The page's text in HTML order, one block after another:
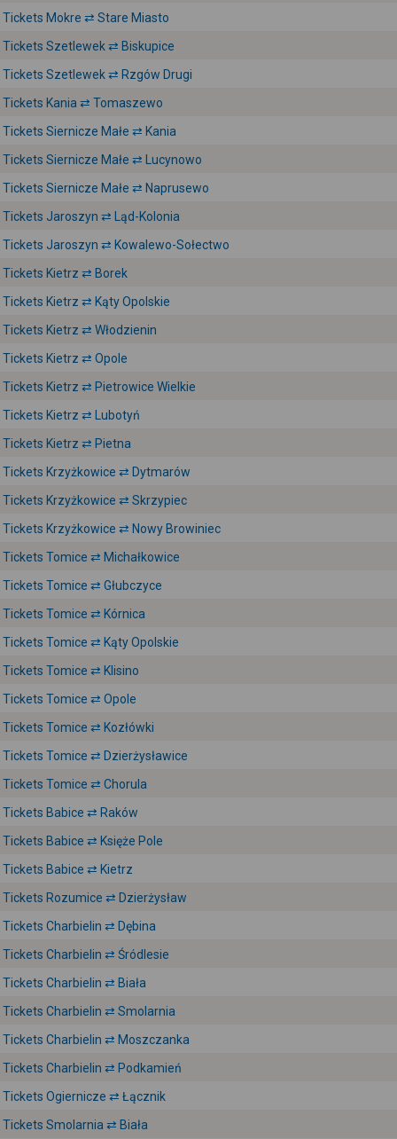
Tickets Mokre ⇄ Stare Miasto
Tickets Szetlewek ⇄ Biskupice
Tickets Szetlewek ⇄ Rzgów Drugi
Tickets Kania ⇄ Tomaszewo
Tickets Siernicze Małe ⇄ Kania
Tickets Siernicze Małe ⇄ Lucynowo
Tickets Siernicze Małe ⇄ Naprusewo
Tickets Jaroszyn ⇄ Ląd-Kolonia
Tickets Jaroszyn ⇄ Kowalewo-Sołectwo
Tickets Kietrz ⇄ Borek
Tickets Kietrz ⇄ Kąty Opolskie
Tickets Kietrz ⇄ Włodzienin
Tickets Kietrz ⇄ Opole
Tickets Kietrz ⇄ Pietrowice Wielkie
Tickets Kietrz ⇄ Lubotyń
Tickets Kietrz ⇄ Pietna
Tickets Krzyżkowice ⇄ Dytmarów
Tickets Krzyżkowice ⇄ Skrzypiec
Tickets Krzyżkowice ⇄ Nowy Browiniec
Tickets Tomice ⇄ Michałkowice
Tickets Tomice ⇄ Głubczyce
Tickets Tomice ⇄ Kórnica
Tickets Tomice ⇄ Kąty Opolskie
Tickets Tomice ⇄ Klisino
Tickets Tomice ⇄ Opole
Tickets Tomice ⇄ Kozłówki
Tickets Tomice ⇄ Dzierżysławice
Tickets Tomice ⇄ Chorula
Tickets Babice ⇄ Raków
Tickets Babice ⇄ Księże Pole
Tickets Babice ⇄ Kietrz
Tickets Rozumice ⇄ Dzierżysław
Tickets Charbielin ⇄ Dębina
Tickets Charbielin ⇄ Śródlesie
Tickets Charbielin ⇄ Biała
Tickets Charbielin ⇄ Smolarnia
Tickets Charbielin ⇄ Moszczanka
Tickets Charbielin ⇄ Podkamień
Tickets Ogiernicze ⇄ Łącznik
Tickets Smolarnia ⇄ Biała